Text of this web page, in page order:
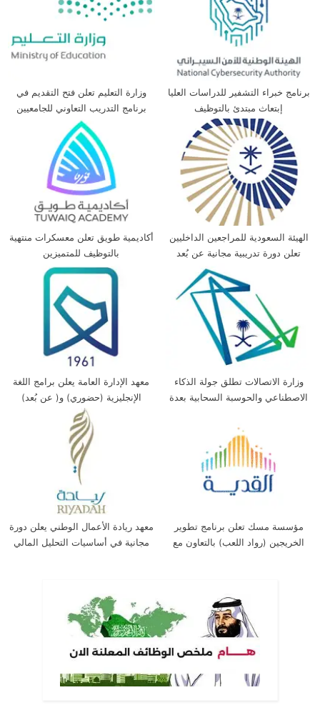
برنامج خبراء التشفير للدراسات العليا
إبتعاث مبتدئ بالتوظيف
وزارة التعليم تعلن فتح التقديم في
برنامج التدريب التعاوني للجامعيين
الهيئة السعودية للمراجعين الداخليين
تعلن دورة تدريبية مجانية عن بُعد
أكاديمية طويق تعلن معسكرات منتهية
بالتوظيف للمتميزين
وزارة الاتصالات تطلق جولة الذكاء
الاصطناعي والحوسبة السحابية بعدة
معهد الإدارة العامة يعلن برامج اللغة
الإنجليزية (حضوري) و( عن بُعد)
مؤسسة مسك تعلن برنامج تطوير
الخريجين (رواد اللعب) بالتعاون مع
معهد ريادة الأعمال الوطني يعلن دورة
مجانية في أساسيات التحليل المالي